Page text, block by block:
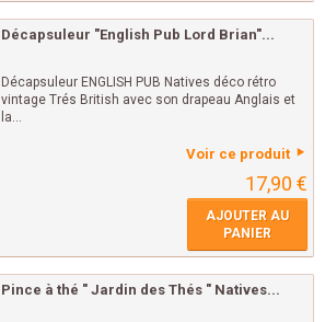
Décapsuleur "English Pub Lord Brian"...
Décapsuleur ENGLISH PUB Natives déco rétro
vintage Trés British avec son drapeau Anglais et
la...
Voir ce produit
17,90 €
AJOUTER AU
PANIER
Pince à thé " Jardin des Thés " Natives...